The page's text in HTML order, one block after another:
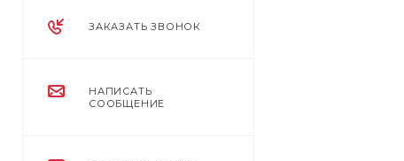
ЗАКАЗАТЬ ЗВОНОК
НАПИСАТЬ
СООБЩЕНИЕ